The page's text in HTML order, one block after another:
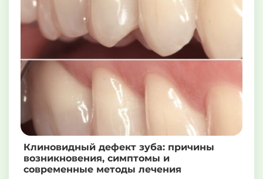
Клиновидный дефект зуба: причины
возникновения, симптомы и
современные методы лечения